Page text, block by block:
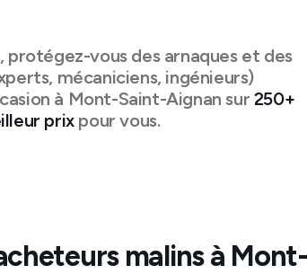
vous des arnaques et des
mécaniciens, ingénieurs)
à Mont-Saint-Aignan sur 250+
prixpour vous.
malins à